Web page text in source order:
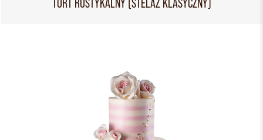
TORT RUSTYKALNY (STELAŻ KLASYCZNY)